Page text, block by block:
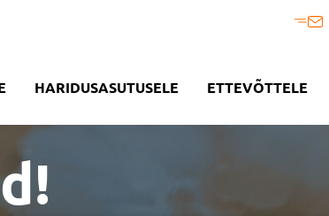
HARIDUSASUTUSELE ETTEVÕTTELE